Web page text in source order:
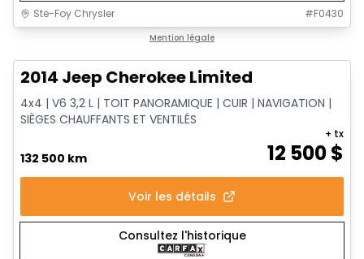
Ste-Foy Chrysler #F0430
Mention légale
2014 Jeep Cherokee Limited
4x4 | V6 3,2 L | TOIT PANORAMIQUE | CUIR | NAVIGATION |
SIÈGES CHAUFFANTS ET VENTILÉS
132 500 km 12 500$
+ tx
Voir les détails
Consultez l'historique